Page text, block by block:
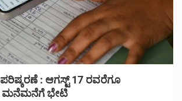
: ಆಗಸ್ಟ್ 17 ರವರೆಗೂ
ಭೇಟಿ